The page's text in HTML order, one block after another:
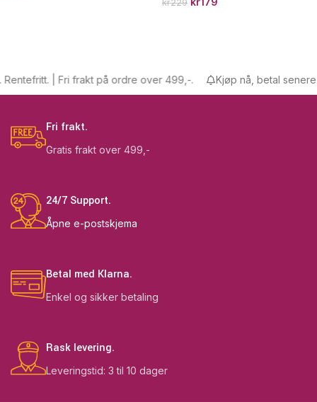
kr229
| Fri frakt på ordre over 499,-. Kjøp nå, betal senere.
Fri frakt.
Gratis frakt over 499,-
24/7 Support.
Åpne e-postskjema
Betal med Klarna.
Enkel og sikker betaling
Rask levering.
Leveringstid: 3 til 10 dager